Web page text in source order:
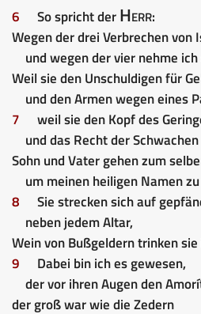
6
So spricht derHerr:
Wegen der drei Verbrechen von
und wegen der vier nehme
Weil sie den Unschuldigen für
und den Armen wegen eines
7
weil sie den Kopf des
und das Recht der
Sohn und Vater gehen zum
um meinen heiligen Namen
8
Sie strecken sich auf
neben jedem Altar,
Wein von Bußgeldern trinken
9
Dabei bin ich es gewesen,
der vor ihren Augen den
der groß war wie die Zedern